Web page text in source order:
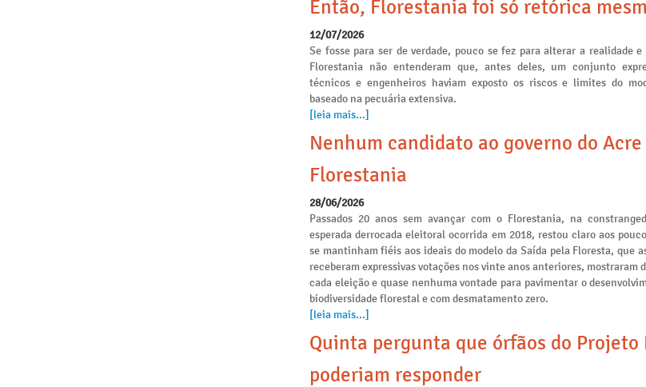
Então, Florestania foi só retórica
12/07/2026
Se fosse para ser de verdade, pouco se fez para alterar a realidade
Florestania não entenderam que, antes deles, um conjunto
técnicos e engenheiros haviam exposto os riscos e limites do
baseado na pecuária extensiva.
[leia mais...]
Nenhum candidato ao governo do
Florestania
28/06/2026
Passados 20 anos sem avançar com o Florestania, na
esperada derrocada eleitoral ocorrida em 2018, restou claro aos
se mantinham fiéis aos ideais do modelo da Saída pela Floresta, que
receberam expressivas votações nos vinte anos anteriores, mostraram
cada eleição e quase nenhuma vontade para pavimentar o
biodiversidade florestal e com desmatamento zero.
[leia mais...]
Quinta pergunta que órfãos do Projeto
poderiam responder